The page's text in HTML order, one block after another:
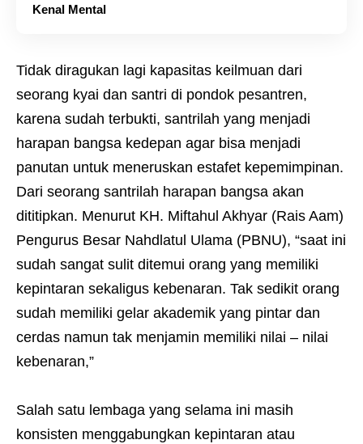
Kenal Mental
Tidak diragukan lagi kapasitas keilmuan dari
seorang kyai dan santri di pondok pesantren,
karena sudah terbukti, santrilah yang menjadi
harapan bangsa kedepan agar bisa menjadi
panutan untuk meneruskan estafet kepemimpinan.
Dari seorang santrilah harapan bangsa akan
dititipkan. Menurut KH. Miftahul Akhyar (Rais Aam)
Pengurus Besar Nahdlatul Ulama (PBNU), “saat ini
sudah sangat sulit ditemui orang yang memiliki
kepintaran sekaligus kebenaran. Tak sedikit orang
sudah memiliki gelar akademik yang pintar dan
cerdas namun tak menjamin memiliki nilai – nilai
kebenaran,”
Salah satu lembaga yang selama ini masih
konsisten menggabungkan kepintaran atau